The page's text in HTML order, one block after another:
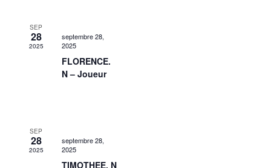
SEP
28
2025
septembre 28,
2025
FLORENCE.
N – Joueur
SEP
28
2025
septembre 28,
2025
TIMOTHEE. N